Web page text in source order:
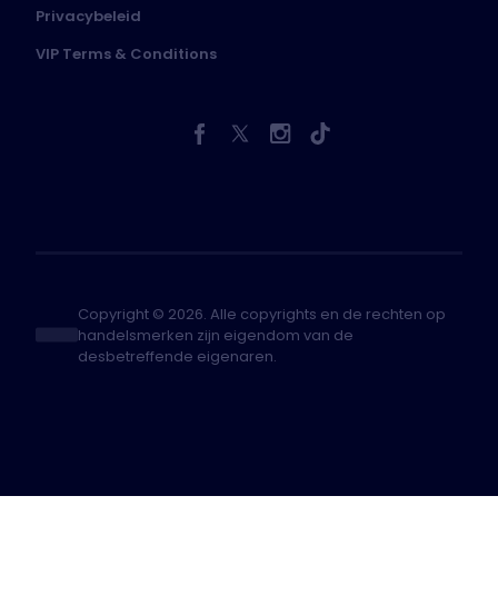
Privacybeleid
VIP Terms & Conditions
Copyright © 2026. Alle copyrights en de rechten op
handelsmerken zijn eigendom van de
desbetreffende eigenaren.